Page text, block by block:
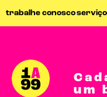
trabalhe conoscoserviço
um